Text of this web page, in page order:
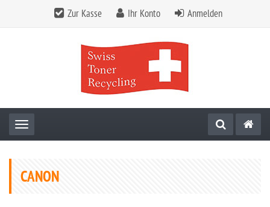
Zur Kasse Ihr Konto Anmelden
Toggle navigation
CANON